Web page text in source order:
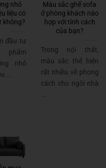
nhỏ
liệu có
không?
đầu tư
phẩm
nhỏ
...
Màu sắc ghế sofa
ở phòng khách nào
hợp với tính cách
của bạn?
Trong nội thất,
màu sắc thể hiện
rất nhiều về phong
cách cho ngôi nhà
...